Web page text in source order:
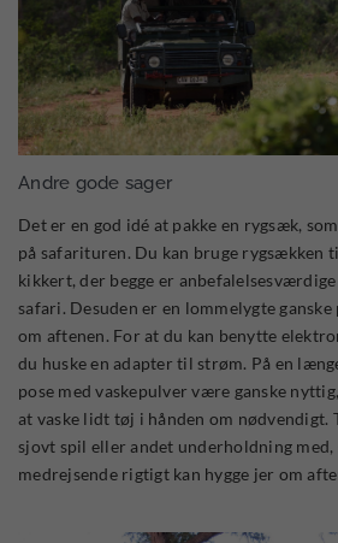
Andre gode sager
Det er en god idé at pakke en rygsæk,
på safarituren. Du kan bruge rygsækken
kikkert, der begge er
safari. Desuden er en lommelygte
om aftenen. For at du kan benytte
du huske en adapter til strøm. På en
pose med vaskepulver være ganske
at vaske lidt tøj i hånden om nødvendigt.
sjovt spil eller andet underholdning med,
medrejsende rigtigt kan hygge jer om